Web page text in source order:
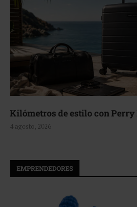
Kilómetros de estilo con
4 agosto, 2026
EMPRENDEDORES